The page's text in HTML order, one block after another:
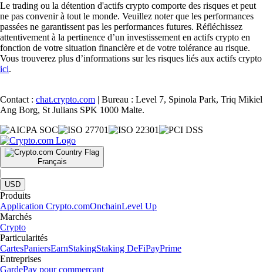
Le trading ou la détention d'actifs crypto comporte des risques et peut
ne pas convenir à tout le monde. Veuillez noter que les performances
passées ne garantissent pas les performances futures. Réfléchissez
attentivement à la pertinence d’un investissement en actifs crypto en
fonction de votre situation financière et de votre tolérance au risque.
Vous trouverez plus d’informations sur les risques liés aux actifs crypto
ici.
Contact : chat.crypto.com | Bureau : Level 7, Spinola Park, Triq Mikiel
Ang Borg, St Julians SPK 1000 Malte.
Français
|
USD
Produits
Application Crypto.comOnchainLevel Up
Marchés
Crypto
Particularités
CartesPaniersEarnStakingStaking DeFiPayPrime
Entreprises
GardePay pour commerçant